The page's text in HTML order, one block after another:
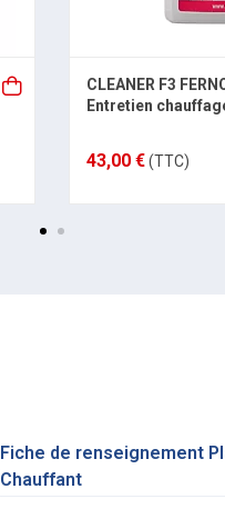
CLEANER F3
Entretien
43,00 €(TTC)
Fiche de renseignement
Chauffant